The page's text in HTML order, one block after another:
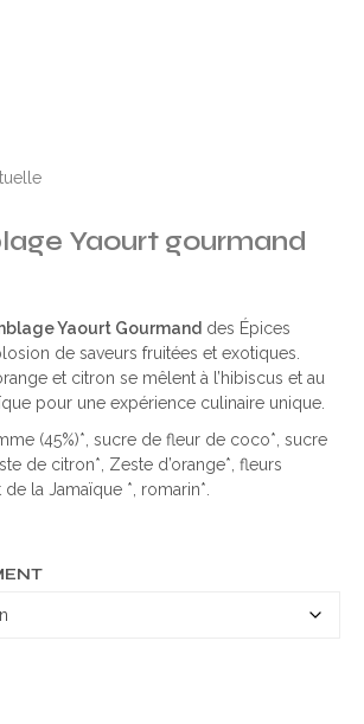
Yaourt gourmand
Yaourt Gourmand des Épices
de saveurs fruitées et exotiques.
et citron se mêlent à l’hibiscus et au
pour une expérience culinaire unique.
(45%)*, sucre de fleur de coco*, sucre
de citron*, Zeste d’orange*, fleurs
la Jamaïque *, romarin*.